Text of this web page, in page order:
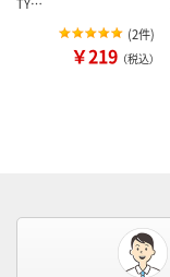
(2件)
￥219 （税込）